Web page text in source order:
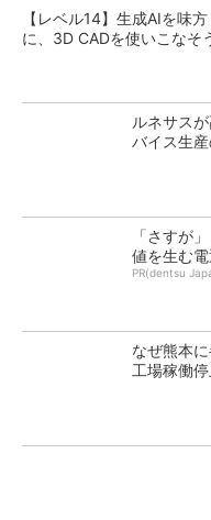
【レベル14】生成AIを味方
に、3D CADを使いこなそ
ルネサス
バイス生
「さすが
値を生む
PR(dentsu
なぜ熊本
工場稼働